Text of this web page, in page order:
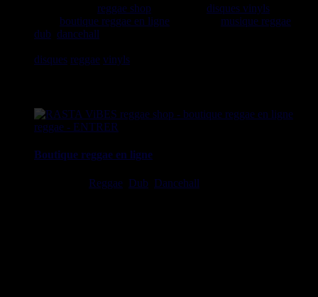
reggae shop disques vinyls
boutique reggae en ligne musique reggae
dub dancehall
disques reggae vinyls
Boutique reggae en ligne
Reggae Dub Dancehall